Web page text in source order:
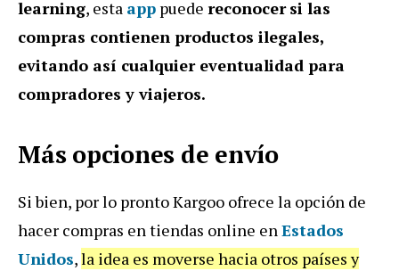
learning, esta app puede reconocer si las
compras contienen productos ilegales,
evitando así cualquier eventualidad para
compradores y viajeros.
Más opciones de envío
Si bien, por lo pronto Kargoo ofrece la opción de
hacer compras en tiendas online enEstados
Unidos,la idea es moverse hacia otros países y